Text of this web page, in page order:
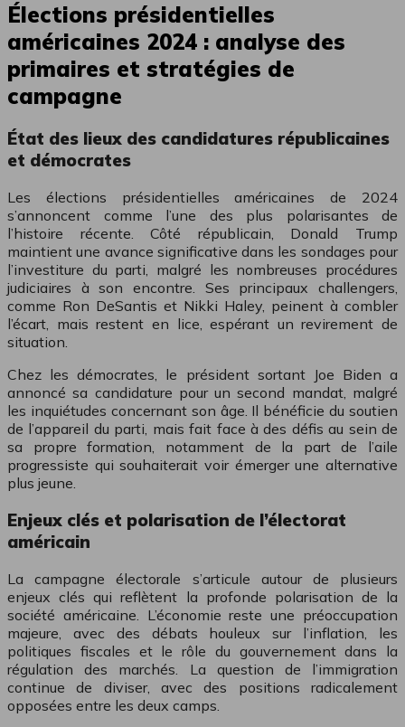
Élections présidentielles
américaines 2024 : analyse des
primaires et stratégies de
campagne
État des lieux des candidatures républicaines
et démocrates
Les élections présidentielles américaines de 2024
s’annoncent comme l’une des plus polarisantes de
l’histoire récente. Côté républicain, Donald Trump
maintient une avance significative dans les sondages pour
l’investiture du parti, malgré les nombreuses procédures
judiciaires à son encontre. Ses principaux challengers,
comme Ron DeSantis et Nikki Haley, peinent à combler
l’écart, mais restent en lice, espérant un revirement de
situation.
Chez les démocrates, le président sortant Joe Biden a
annoncé sa candidature pour un second mandat, malgré
les inquiétudes concernant son âge. Il bénéficie du soutien
de l’appareil du parti, mais fait face à des défis au sein de
sa propre formation, notamment de la part de l’aile
progressiste qui souhaiterait voir émerger une alternative
plus jeune.
Enjeux clés et polarisation de l’électorat
américain
La campagne électorale s’articule autour de plusieurs
enjeux clés qui reflètent la profonde polarisation de la
société américaine. L’économie reste une préoccupation
majeure, avec des débats houleux sur l’inflation, les
politiques fiscales et le rôle du gouvernement dans la
régulation des marchés. La question de l’immigration
continue de diviser, avec des positions radicalement
opposées entre les deux camps.